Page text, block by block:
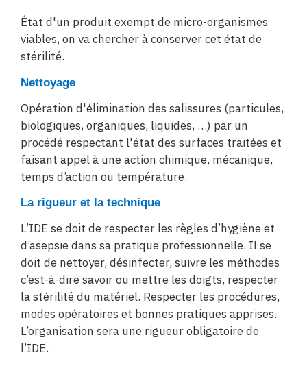
État d'un produit exempt de micro-organismes
viables, on va chercher à conserver cet état de
stérilité.
Nettoyage
Opération d'élimination des salissures (particules,
biologiques, organiques, liquides, …) par un
procédé respectant l'état des surfaces traitées et
faisant appel à une action chimique, mécanique,
temps d’action ou température.
La rigueur et la technique
L’IDE se doit de respecter les règles d’hygiène et
d’asepsie dans sa pratique professionnelle. Il se
doit de nettoyer, désinfecter, suivre les méthodes
c’est-à-dire savoir ou mettre les doigts, respecter
la stérilité du matériel. Respecter les procédures,
modes opératoires et bonnes pratiques apprises.
L’organisation sera une rigueur obligatoire de
l’IDE.